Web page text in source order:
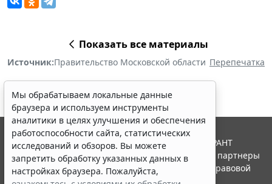
Показать все материалы
Источник:Правительство Московской области Перепечатка
Мы обрабатываем локальные данные
браузера и используем инструменты
аналитики в целях улучшения и обеспечения
работоспособности сайта, статистических
исследований и обзоров. Вы можете
запретить обработку указанных данных в
настройках браузера. Пожалуйста,
© ООО "НПП "ГАРАНТ-СЕРВИС", 2026. Система ГАРАНТ
выпускается с 1990 года. Компания "Гарант" и ее партнеры
являются участниками Российской ассоциации правовой
информации ГАРАНТ.